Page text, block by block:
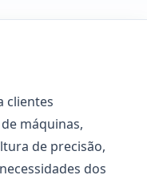
clientes
máquinas,
de precisão,
dos